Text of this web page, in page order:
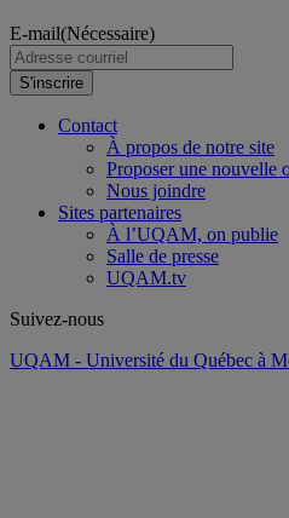
E-mail(Nécessaire)
S'inscrire
Contact
À propos de notre site
Proposer une nouvelle
Nous joindre
Sites partenaires
À l’UQAM, on publie
Salle de presse
UQAM.tv
Suivez-nous
UQAM - Université du Québec à